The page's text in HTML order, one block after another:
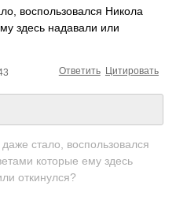
воспользовался Никола
здесь надавали или
Цитировать
Ответить
стало, воспользовался
которые ему здесь
откинулся?